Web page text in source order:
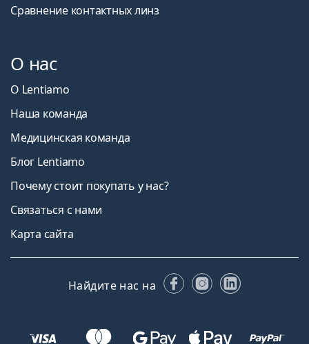
Сравнение контактных линз
О нас
О Lentiamo
Наша команда
Медицинская команда
Блог Lentiamo
Почему стоит покупать у нас?
Связаться с нами
Карта сайта
Найдите нас на FacebookInstagram
LinkedIn